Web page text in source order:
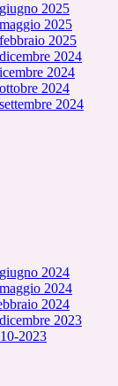
2025
2025
2025
2024
2024
2024
2024
2024
2024
2024
2023
2023